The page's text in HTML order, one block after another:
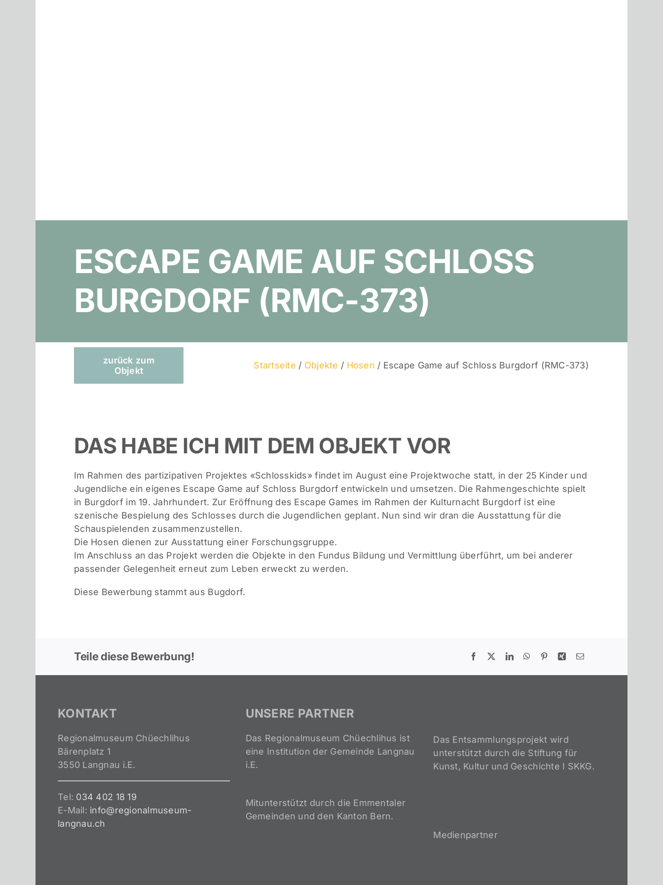
ESCAPE GAME AUF SCHLOSS
BURGDORF (RMC-373)
zurück zum
Objekt
Startseite / Objekte / Hosen / Escape Game auf Schloss Burgdorf (RMC-373)
DAS HABE ICH MIT DEM OBJEKT VOR
Im Rahmen des partizipativen Projektes «Schlosskids» findet im August eine Projektwoche statt, in der 25 Kinder und
Jugendliche ein eigenes Escape Game auf Schloss Burgdorf entwickeln und umsetzen. Die Rahmengeschichte spielt
in Burgdorf im 19. Jahrhundert. Zur Eröffnung des Escape Games im Rahmen der Kulturnacht Burgdorf ist eine
szenische Bespielung des Schlosses durch die Jugendlichen geplant. Nun sind wir dran die Ausstattung für die
Schauspielenden zusammenzustellen.
Die Hosen dienen zur Ausstattung einer Forschungsgruppe.
Im Anschluss an das Projekt werden die Objekte in den Fundus Bildung und Vermittlung überführt, um bei anderer
passender Gelegenheit erneut zum Leben erweckt zu werden.
Diese Bewerbung stammt aus Bugdorf.
Teile diese Bewerbung!
KONTAKT
Regionalmuseum Chüechlihus
Bärenplatz 1
3550 Langnau i.E.
Tel: 034 402 18 19
E-Mail: info@regionalmuseum-
langnau.ch
UNSERE PARTNER
Das Regionalmuseum Chüechlihus ist
eine Institution der Gemeinde Langnau
i.E.
Mitunterstützt durch die Emmentaler
Gemeinden und den Kanton Bern.
Das Entsammlungsprojekt wird
unterstützt durch die Stiftung für
Kunst, Kultur und Geschichte I SKKG.
Medienpartner